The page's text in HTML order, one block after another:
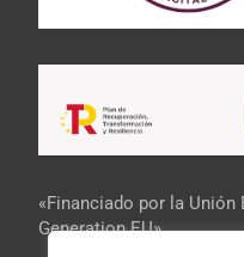
«Financiado por la Unión
Generation EU»